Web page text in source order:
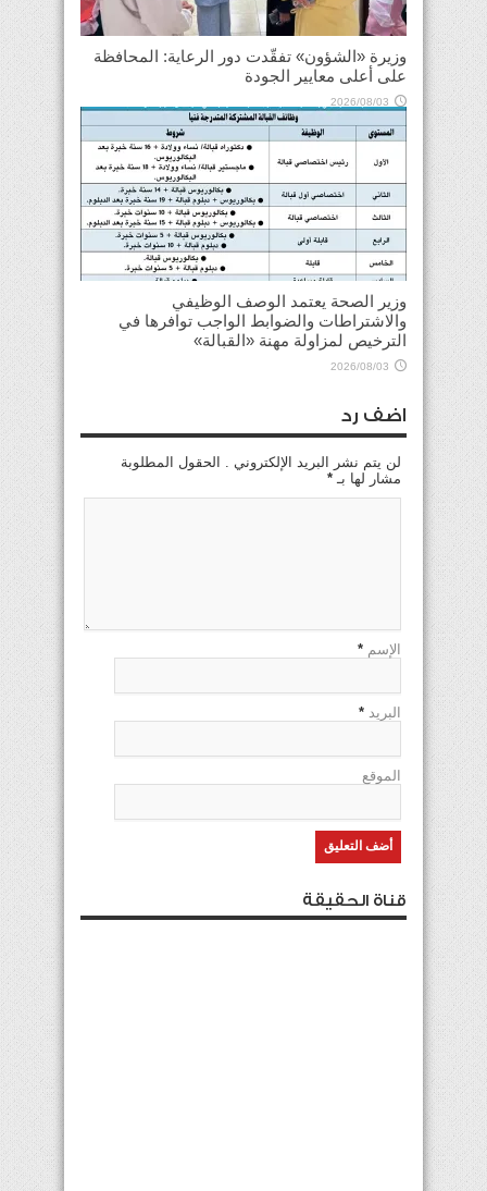
وزيرة «الشؤون» تفقّدت دور الرعاية: المحافظة
على أعلى معايير الجودة
2026/08/03
وزير الصحة يعتمد الوصف الوظيفي
والاشتراطات والضوابط الواجب توافرها في
الترخيص لمزاولة مهنة «القبالة»
2026/08/03
اضف رد
لن يتم نشر البريد الإلكتروني . الحقول المطلوبة
مشار لها بـ *
الإسم *
البريد *
الموقع
قناة الحقيقة